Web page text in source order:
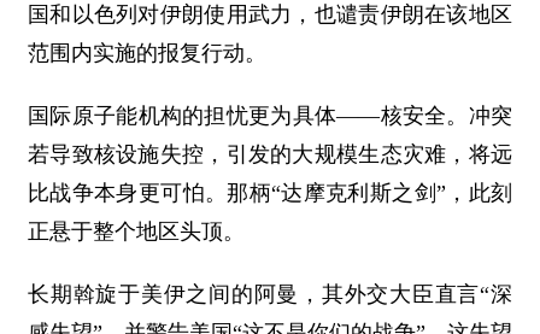
国和以色列对伊朗使用武力，也谴责伊朗在该地区
范围内实施的报复行动。
国际原子能机构的担忧更为具体——核安全。冲突
若导致核设施失控，引发的大规模生态灾难，将远
比战争本身更可怕。那柄“达摩克利斯之剑”，此刻
正悬于整个地区头顶。
长期斡旋于美伊之间的阿曼，其外交大臣直言“深